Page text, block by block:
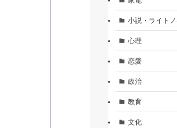
小説・ライト
心理
恋愛
政治
教育
文化